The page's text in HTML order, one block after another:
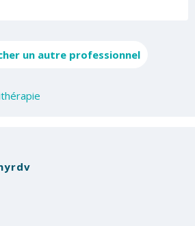
un autre professionnel